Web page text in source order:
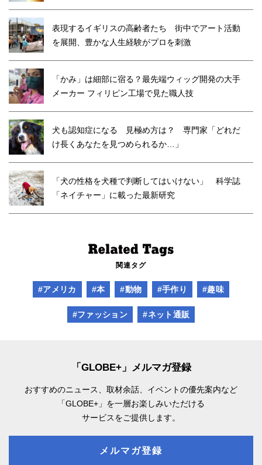
表現するイギリスの高齢者たち 街中でアート活動
を展開、豊かな人生経験がプロを刺激
「かみ」は細部に宿る？最先端ウィッグ開発の大手
メーカー フィリピン工場で見た職人技
犬も認知症になる 見極め方は？ 専門家「どれだ
け長くあなたを見つめられるか…」
「犬の性格を犬種で判断してはいけない」 科学誌
「ネイチャー」に載った最新研究
関連タグ
#アメリカ #本 #動物 #手作り #趣味
#ファッション #ネット通販
「GLOBE+」メルマガ登録
おすすめのニュース、取材余話、 イベントの優先案内など
「GLOBE+」を一層お楽しみいただける
サービスをご提供します。
メルマガ登録